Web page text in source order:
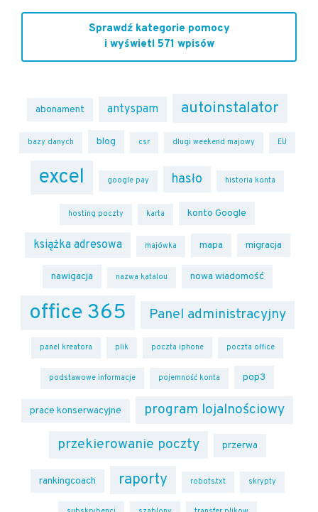
Sprawdź kategorie pomocy
i wyświetl 571 wpisów
abonament antyspam autoinstalator
bazy danych blog csr długi weekend majowy EU
excel google pay hasło historia konta
hosting poczty karta konto Google
książka adresowa majówka mapa migracja
nawigacja nazwa katalou nowa wiadomość
office 365 Panel administracyjny
panel kreatora plik poczta iphone poczta office
podstawowe informacje pojemność konta pop3
prace konserwacyjne program lojalnościowy
przekierowanie poczty przerwa
rankingcoach raporty robots.txt skrypty